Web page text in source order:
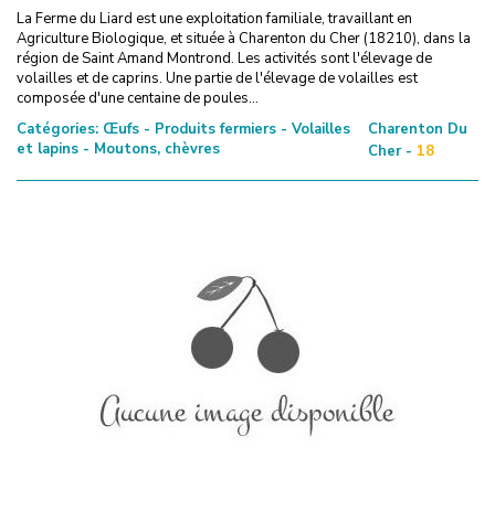
La Ferme du Liard est une exploitation familiale, travaillant en
Agriculture Biologique, et située à Charenton du Cher (18210), dans la
région de Saint Amand Montrond. Les activités sont l'élevage de
volailles et de caprins. Une partie de l'élevage de volailles est
composée d'une centaine de poules...
Catégories: Œufs - Produits fermiers - Volailles
et lapins - Moutons, chèvres
Charenton Du
Cher - 18